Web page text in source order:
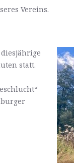
Vereins.
statt.